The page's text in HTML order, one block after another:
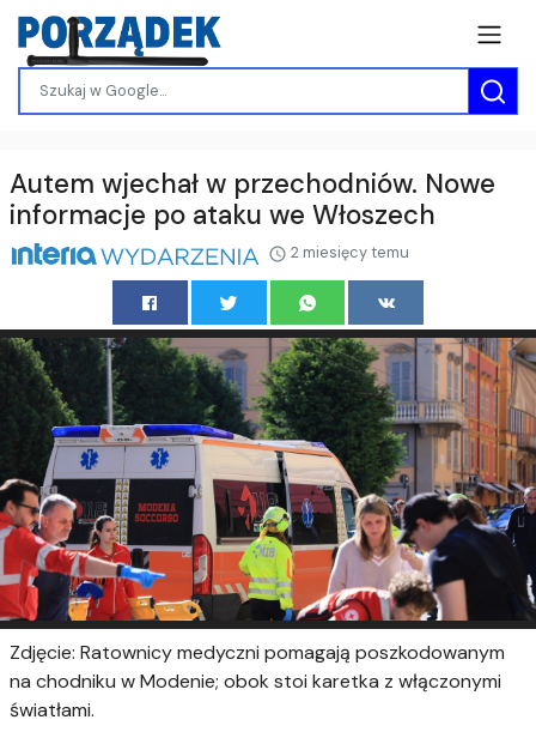
Autem wjechał w przechodniów. Nowe
informacje po ataku we Włoszech
2 miesięcy temu
Zdjęcie: Ratownicy medyczni pomagają poszkodowanym
na chodniku w Modenie; obok stoi karetka z włączonymi
światłami.